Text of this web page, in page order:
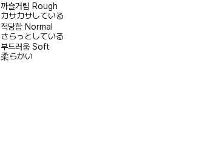
까슬거림 Rough
カサカサしている
적당함 Normal
さらっとしている
부드러움 Soft
柔らかい